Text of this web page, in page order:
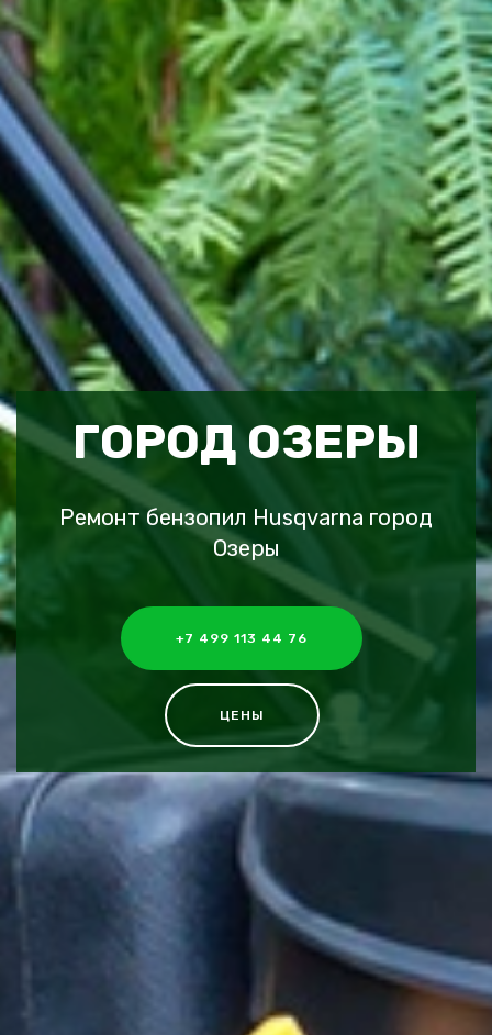
ГОРОД ОЗЕРЫ
Ремонт бензопил Husqvarna город
Озеры
+7 499 113 44 76
ЦЕНЫ